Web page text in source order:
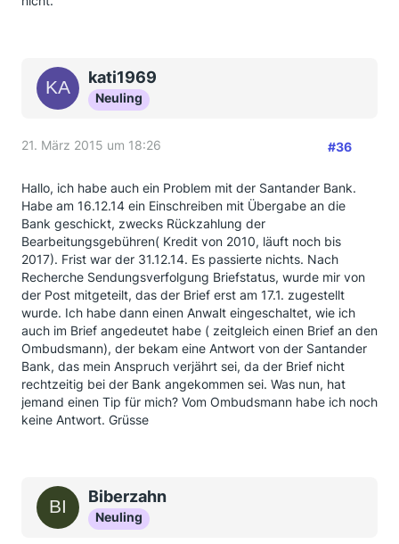
kati1969
Neuling
21. März 2015 um 18:26 #36
Hallo, ich habe auch ein Problem mit der Santander Bank.
Habe am 16.12.14 ein Einschreiben mit Übergabe an die
Bank geschickt, zwecks Rückzahlung der
Bearbeitungsgebühren( Kredit von 2010, läuft noch bis
2017). Frist war der 31.12.14. Es passierte nichts. Nach
Recherche Sendungsverfolgung Briefstatus, wurde mir von
der Post mitgeteilt, das der Brief erst am 17.1. zugestellt
wurde. Ich habe dann einen Anwalt eingeschaltet, wie ich
auch im Brief angedeutet habe ( zeitgleich einen Brief an den
Ombudsmann), der bekam eine Antwort von der Santander
Bank, das mein Anspruch verjährt sei, da der Brief nicht
rechtzeitig bei der Bank angekommen sei. Was nun, hat
jemand einen Tip für mich? Vom Ombudsmann habe ich noch
keine Antwort. Grüsse
Biberzahn
Neuling